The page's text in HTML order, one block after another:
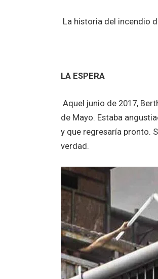
La historia del incendio
LA ESPERA
Aquel junio de 2017,
de Mayo. Estaba
y que regresaría pronto.
verdad.